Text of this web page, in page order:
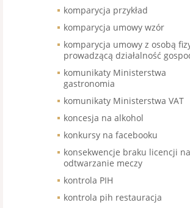
komparycja przykład
komparycja umowy wzór
komparycja umowy z osobą
prowadzącą działalność
komunikaty Ministerstwa
gastronomia
komunikaty Ministerstwa VAT
koncesja na alkohol
konkursy na facebooku
konsekwencje braku licencji na
odtwarzanie meczy
kontrola PIH
kontrola pih restauracja